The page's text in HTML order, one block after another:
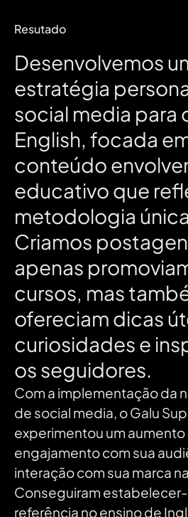
Resutado
Desenvolvemos
estratégia
social media para
English, focada
conteúdo
educativo que
metodologia única
Criamos
apenas
cursos, mas
ofereciam dicas
curiosidades e
os seguidores.
Com a implementação da
de social media, o Galu
experimentou um
engajamento com sua
interação com sua marca
Conseguiram
referência no ensino de